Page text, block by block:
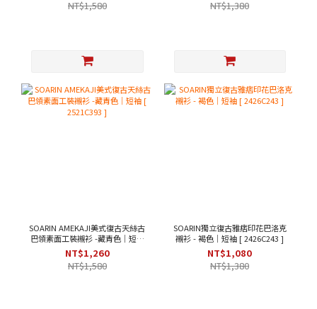
NT$1,580
NT$1,380
SOARIN AMEKAJI美式復古天絲古
巴領素面工裝襯衫 -藏青色｜短袖
[ 2521C393 ]
NT$1,260
NT$1,580
SOARIN獨立復古雅痞印花巴洛克
襯衫 - 褐色｜短袖 [ 2426C243 ]
NT$1,080
NT$1,380